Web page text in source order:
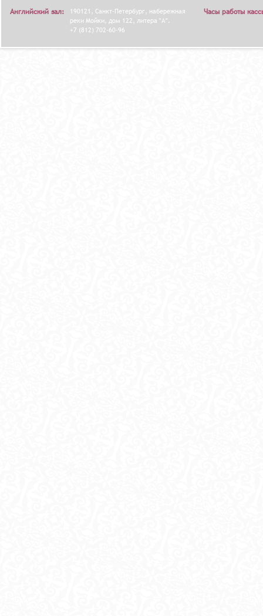
Английский зал:
190121, Санкт-Петербург, набережная
реки Мойки, дом 122, литера "А".
+7 (812) 702-60-96
Часы работы